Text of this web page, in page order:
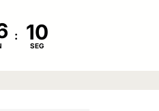
:
SEG